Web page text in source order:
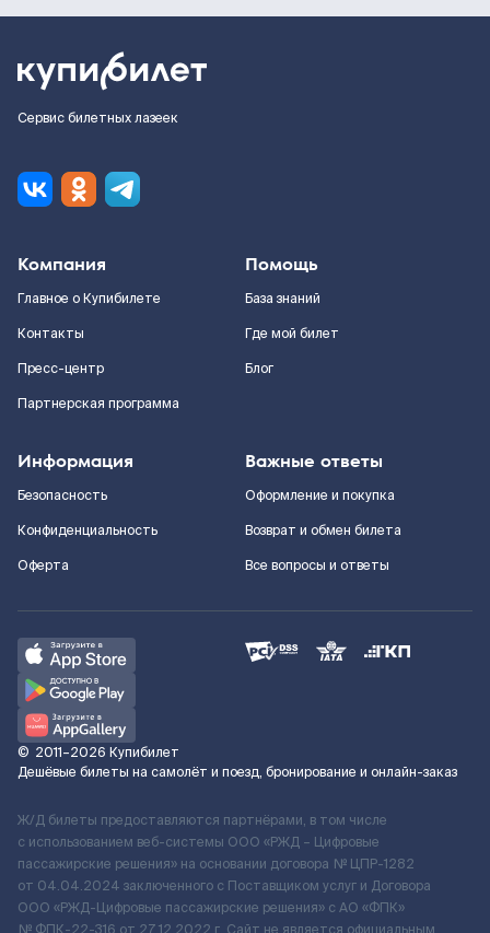
Сервис билетных лазеек
Компания
Главное о Купибилете
Контакты
Пресс-центр
Партнерская программа
Помощь
База знаний
Где мой билет
Блог
Информация
Безопасность
Конфиденциальность
Оферта
Важные ответы
Оформление и покупка
Возврат и обмен билета
Все вопросы и ответы
© 2011–2026 Купибилет
Дешёвые билеты на самолёт и поезд, бронирование и онлайн-заказ
Ж/Д билеты предоставляются партнёрами, в том числе
с использованием веб-системы ООО «РЖД – Цифровые
пассажирские решения» на основании договора № ЦПР-1282
от 04.04.2024 заключенного с Поставщиком услуг и Договора
ООО «РЖД-Цифровые пассажирские решения» c АО «ФПК»